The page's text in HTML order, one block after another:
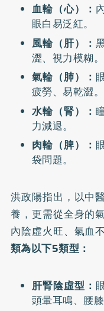
血輪（心）：
眼白易泛紅。
風輪（肝）：
澀、視力模糊。
氣輪（肺）：
疲勞、易乾澀。
水輪（腎）：
力減退。
肉輪（脾）：
袋問題​。
洪政陽指出，以中
養，更需從全身的
內陰虛火旺、氣血
類為以下5類型：
肝腎陰虛型：
頭暈耳鳴、腰膝